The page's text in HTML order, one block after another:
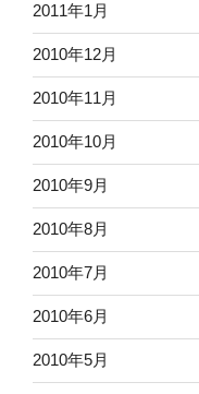
2011年1月
2010年12月
2010年11月
2010年10月
2010年9月
2010年8月
2010年7月
2010年6月
2010年5月